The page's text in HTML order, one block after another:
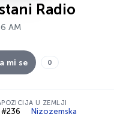
Radio
AM
mi se 0
POZICIJA U ZEMLJI
#236 Nizozemska